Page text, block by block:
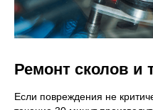
Ремонт сколов и
Если повреждения не